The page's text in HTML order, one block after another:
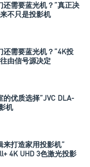
还需要蓝光机？”真正决
不只是投影机
还需要蓝光机？”4K投
由信号源决定
的优质选择”JVC DLA-
机
来打造家用投影机”
4K UHD 3色激光投影